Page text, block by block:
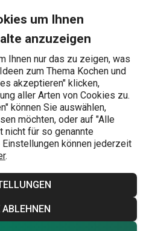
um Ihnen
anzuzeigen
Ihnen nur das zu zeigen, was
zum Thema Kochen und
akzeptieren" klicken,
aller Arten von Cookies zu.
können Sie auswählen,
möchten, oder auf "Alle
nicht für so genannte
können jederzeit
.